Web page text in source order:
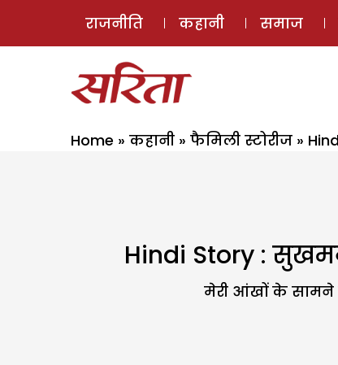
राजनीति कहानी समाज
Home » कहानी » फैमिली स्टोरीज »
Hindi Story :
मेरी आंखों के सामने